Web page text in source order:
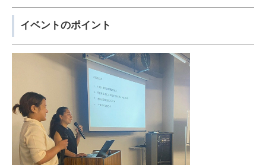
イベントのポイント